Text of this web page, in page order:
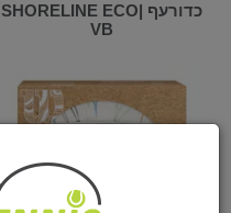
כדורעף |SHORELINE ECO
VB